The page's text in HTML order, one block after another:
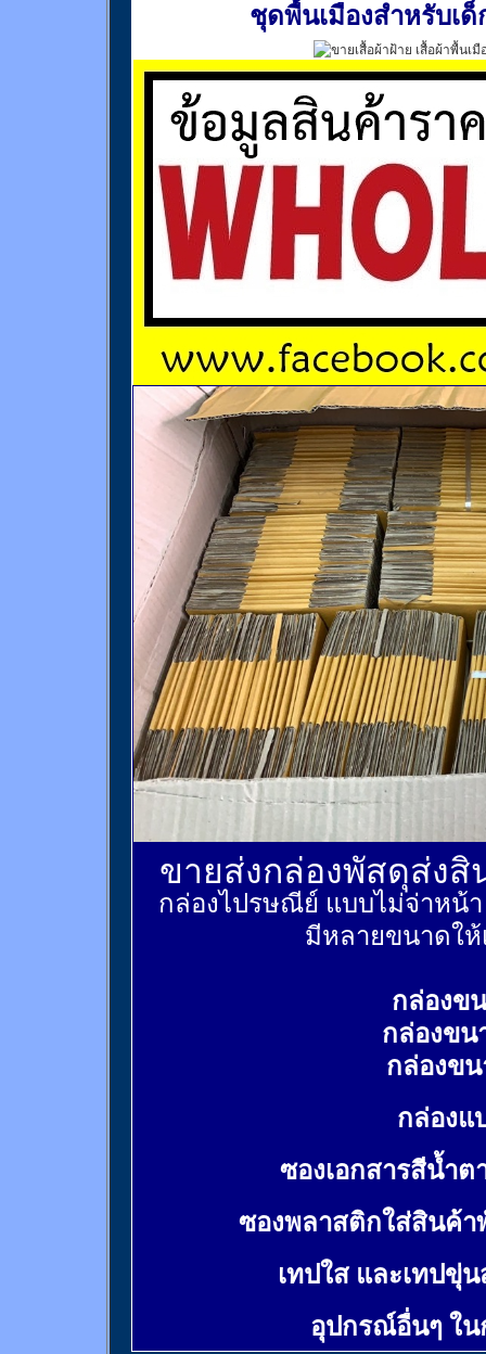
ชุดพื้นเมืองสำหรับเด็
ขายส่งกล่องพัสดุส่ง
กล่องไปรษณีย์ แบบไม่จ่าหน้
มีหลายขนาดให้
กล่องข
กล่องขน
กล่องข
กล่องแ
ซองเอกสารสีน้ำต
ซองพลาสติกใส่สินค้า
เทปใส และเทปขุ่
อุปกรณ์อื่นๆ ใ